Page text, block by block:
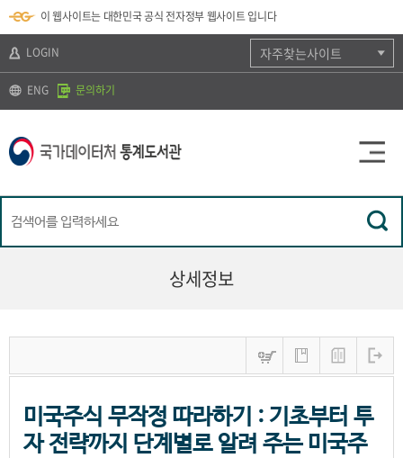
바
로
기
가
기
k
t
)
바
로
기
보
바
가
기
이 웹사이트는 대한민국 공식 전자정부 웹사이트 입니다
LOGIN
ENG 문의하기
자주찾는사이트
상세정보
미국주식 무작정 따라하기 : 기초부터 투
자 전략까지 단계별로 알려 주는 미국주